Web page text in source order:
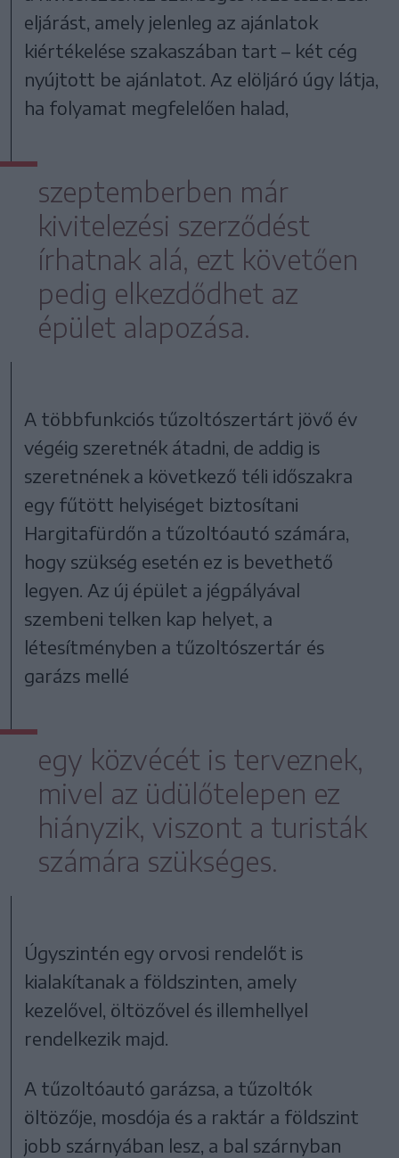
eljárást, amely jelenleg az ajánlatok
kiértékelése szakaszában tart – két cég
nyújtott be ajánlatot. Az elöljáró úgy látja,
ha folyamat megfelelően halad,
szeptemberben már
kivitelezési szerződést
írhatnak alá, ezt követően
pedig elkezdődhet az
épület alapozása.
A többfunkciós tűzoltószertárt jövő év
végéig szeretnék átadni, de addig is
szeretnének a következő téli időszakra
egy fűtött helyiséget biztosítani
Hargitafürdőn a tűzoltóautó számára,
hogy szükség esetén ez is bevethető
legyen. Az új épület a jégpályával
szembeni telken kap helyet, a
létesítményben a tűzoltószertár és
garázs mellé
egy közvécét is terveznek,
mivel az üdülőtelepen ez
hiányzik, viszont a turisták
számára szükséges.
Úgyszintén egy orvosi rendelőt is
kialakítanak a földszinten, amely
kezelővel, öltözővel és illemhellyel
rendelkezik majd.
A tűzoltóautó garázsa, a tűzoltók
öltözője, mosdója és a raktár a földszint
jobb szárnyában lesz, a bal szárnyban